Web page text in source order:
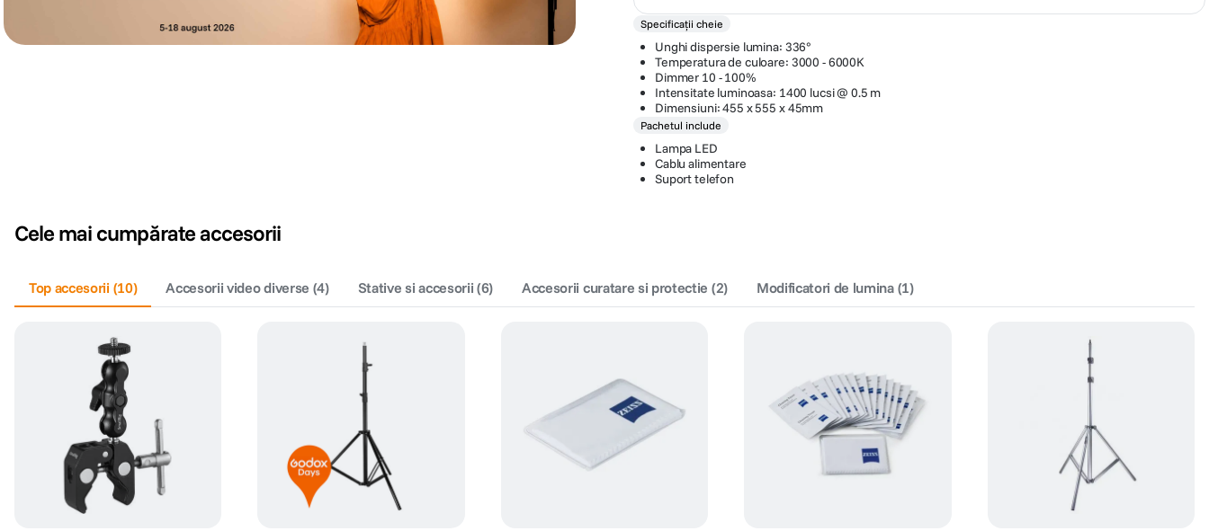
Specificații cheie
Unghi dispersie lumina: 336°
Temperatura de culoare: 3000 - 6000K
Dimmer 10 - 100%
Intensitate luminoasa: 1400 lucsi @ 0.5 m
Dimensiuni: 455 x 555 x 45mm
Pachetul include
Lampa LED
Cablu alimentare
Suport telefon
Cele mai cumpărate accesorii
Top accesorii (10) Accesorii video diverse (4) Stative si accesorii (6) Accesorii curatare si protectie (2) Modificatori de lumina(1)